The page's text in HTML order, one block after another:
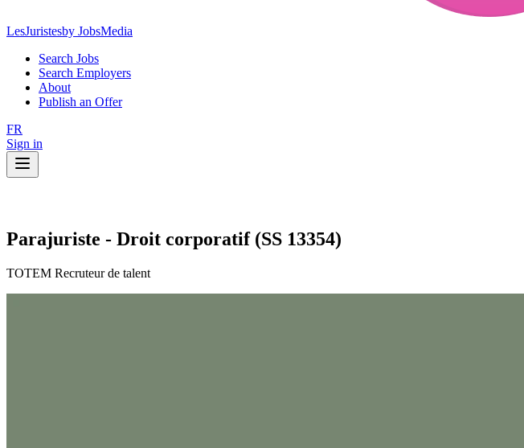
LesJuristesby JobsMedia
Search Jobs
Search Employers
About
Publish an Offer
FR
Sign in
Parajuriste - Droit corporatif (SS 13354)
TOTEM Recruteur de talent